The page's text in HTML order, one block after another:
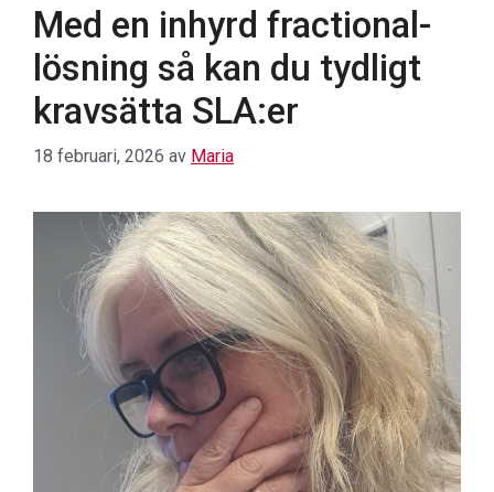
Med en inhyrd fractional-
lösning så kan du tydligt
kravsätta SLA:er
18 februari, 2026 av Maria